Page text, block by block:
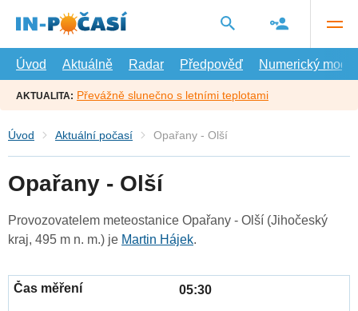
hlavní
Úvod
Aktuálně Radar Předpověď Numerický model
AKTUALITA: Převážně slunečno s letními teplotami
Úvod Aktuální počasí Opařany - Olší
Opařany - Olší
Provozovatelem meteostanice Opařany - Olší (Jihočeský
kraj, 495 m n. m.) je Martin Hájek.
05:30